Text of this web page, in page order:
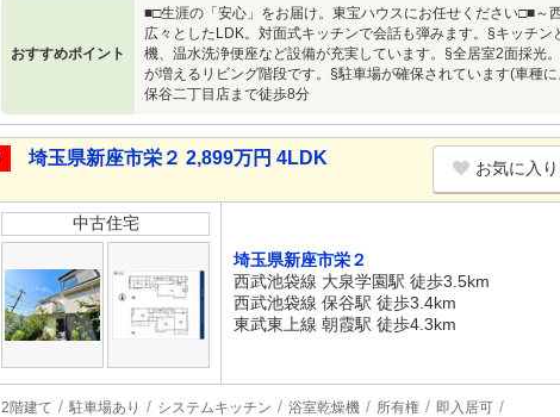
おすすめポイント
■□生涯の「安心」をお届け。東宝ハウスにお任せください□■
広々としたLDK。対面式キッチンで会話も弾みます。§キッチ
機、温水洗浄便座など設備が充実しています。§全居室2面採光
が増えるリビング階段です。§駐車場が確保されています(車種
保谷二丁目店まで徒歩8分
埼玉県新座市栄２ 2,899万円 4LDK お気に入
中古住宅
埼玉県新座市栄２
西武池袋線 大泉学園駅 徒歩3.5km
西武池袋線 保谷駅 徒歩3.4km
東武東上線 朝霞駅 徒歩4.3km
2階建て 駐車場あり システムキッチン 浴室乾燥機 所有権 即入居可